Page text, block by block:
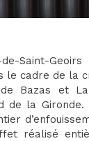
de-Saint-
cadre de la
Bazas et
de la
réalisé